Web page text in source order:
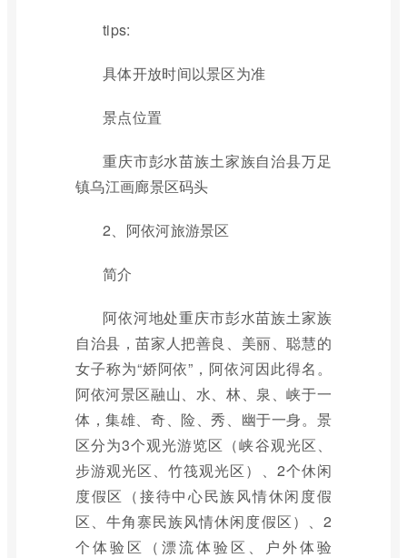
tips:
具体开放时间以景区为准
景点位置
重庆市彭水苗族土家族自治县万足
镇乌江画廊景区码头
2、阿依河旅游景区
简介
阿依河地处重庆市彭水苗族土家族
自治县，苗家人把善良、美丽、聪慧的
女子称为“娇阿依”，阿依河因此得名。
阿依河景区融山、水、林、泉、峡于一
体，集雄、奇、险、秀、幽于一身。景
区分为3个观光游览区（峡谷观光区、
步游观光区、竹筏观光区）、2个休闲
度假区（接待中心民族风情休闲度假
区、牛角寨民族风情休闲度假区）、2
个体验区（漂流体验区、户外体验